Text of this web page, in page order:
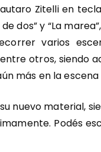
Zitelli en
dos” y “La
varios
otros, siendo
más en la
nuevo material,
Podés